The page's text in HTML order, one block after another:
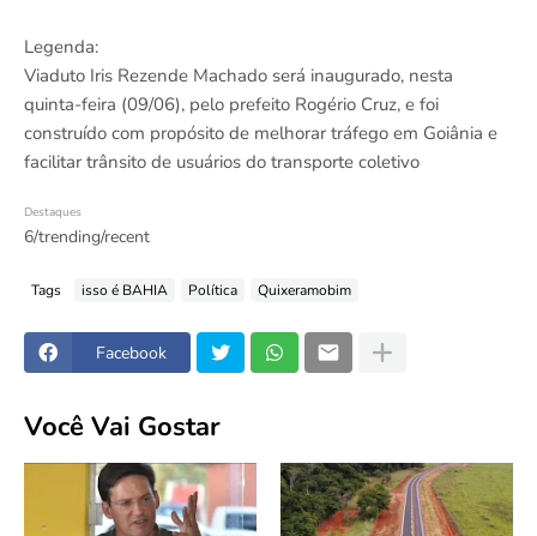
Legenda:
Viaduto Iris Rezende Machado será inaugurado, nesta
quinta-feira (09/06), pelo prefeito Rogério Cruz, e foi
construído com propósito de melhorar tráfego em Goiânia e
facilitar trânsito de usuários do transporte coletivo
Destaques
6/trending/recent
Tags isso é BAHIA Política Quixeramobim
Facebook
Você Vai Gostar